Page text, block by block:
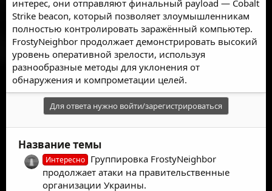
интерес, они отправляют финальный payload — Cobalt
Strike beacon, который позволяет злоумышленникам
полностью контролировать заражённый компьютер.
FrostyNeighbor продолжает демонстрировать высокий
уровень оперативной зрелости, используя
разнообразные методы для уклонения от
обнаружения и компрометации целей.
Для ответа нужно войти/зарегистрироваться
Название темы
Интересно Группировка FrostyNeighbor
продолжает атаки на правительственные
организации Украины.